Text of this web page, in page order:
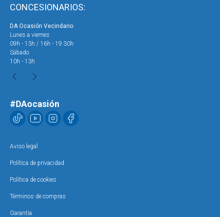
CONCESIONARIOS:
DA Ocasión Vecindario
Lunes a viernes
09h - 13h / 16h - 19:30h
Sábado
10h - 13h
#DAocasión
Aviso legal
Política de privacidad
Política de cookies
Términos de compras
Garantía